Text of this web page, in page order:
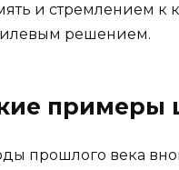
и стремлением к
решением.
примеры
прошлого века